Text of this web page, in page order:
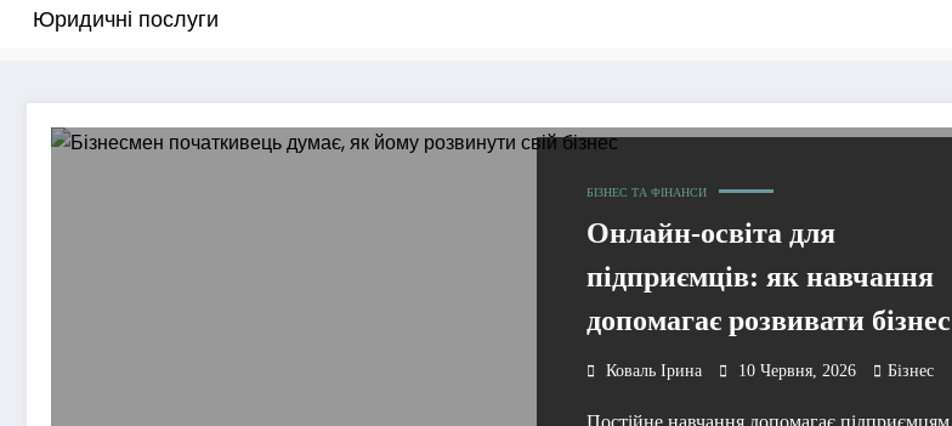
Юридичні послуги
БІЗНЕС ТА ФІНАНСИ
Онлайн-освіта для
підприємців: як навчання
допомагає розвивати бізнес
Коваль Ірина 10 Червня, 2026 Бізнес